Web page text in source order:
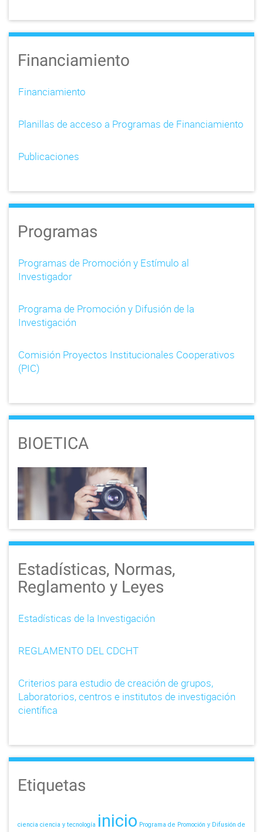
Financiamiento
Financiamiento
Planillas de acceso a Programas de Financiamiento
Publicaciones
Programas
Programas de Promoción y Estímulo al
Investigador
Programa de Promoción y Difusión de la
Investigación
Comisión Proyectos Institucionales Cooperativos
(PIC)
BIOETICA
Estadísticas, Normas,
Reglamento y Leyes
Estadísticas de la Investigación
REGLAMENTO DEL CDCHT
Criterios para estudio de creación de grupos,
Laboratorios, centros e institutos de investigación
científica
Etiquetas
ciencia ciencia y tecnología inicio Programa de Promoción y Difusión de